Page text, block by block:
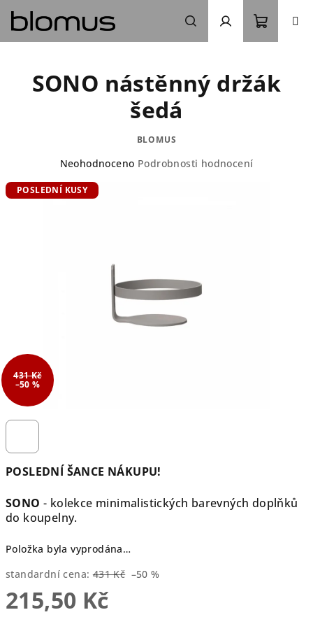
obsah
Hledat Přihlášení
košík
POSLEDNÍ ŠANCE NÁKUPU!
SONO - kolekce minimalistických barevných doplňků
do koupelny.
Položka byla vyprodána…
standardní cena: 431 Kč –50 %
215,50 Kč
SONO nástěnný držák
šedá
BLOMUS
Průměrné
produktu
Neohodnoceno Podrobnosti hodnocení
POSLEDNÍ KUSY
431 Kč
–50 %